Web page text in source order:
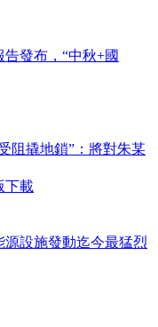
發布，“中秋+國
阻撬地鎖”：將對朱某
下載
設施發動迄今最猛烈